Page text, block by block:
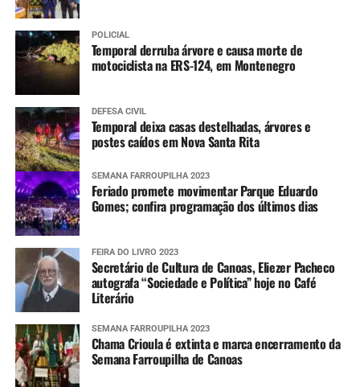
POLICIAL
Temporal derruba árvore e causa morte de
motociclista na ERS-124, em Montenegro
DEFESA CIVIL
Temporal deixa casas destelhadas, árvores e
postes caídos em Nova Santa Rita
SEMANA FARROUPILHA 2023
Feriado promete movimentar Parque Eduardo
Gomes; confira programação dos últimos dias
FEIRA DO LIVRO 2023
Secretário de Cultura de Canoas, Eliezer Pacheco
autografa “Sociedade e Política” hoje no Café
Literário
SEMANA FARROUPILHA 2023
Chama Crioula é extinta e marca encerramento da
Semana Farroupilha de Canoas